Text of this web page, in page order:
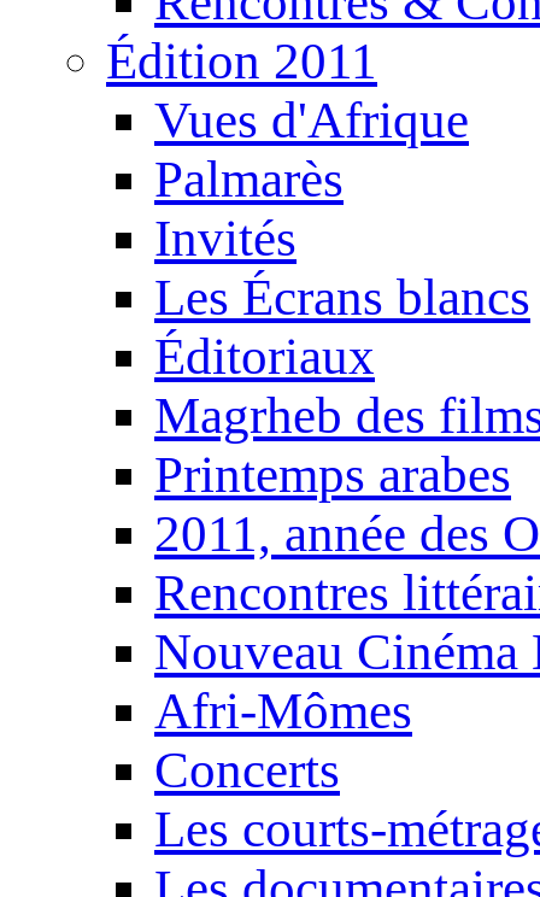
Édition 2011
Vues d'Afrique
Palmarès
Invités
Les Écrans blancs
Éditoriaux
Magrheb des
Printemps arabes
2011, année des
Rencontres
Nouveau Cinéma
Afri-Mômes
Concerts
Les courts-